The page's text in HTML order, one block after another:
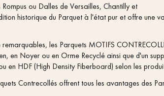
ou Dalles de Versailles, Chantilly et
historique du Parquet à l'état pur et offre une
les Parquets MOTIFS
en Noyer ou en Orme Recyclé ainsi que d'un
en HDF (High Density Fiberboard) selon les
Contrecollés offrent tous les avantages des